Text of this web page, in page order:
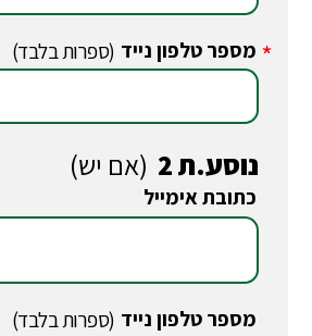
* מספר טלפון נייד (ספרות בלבד)
נוסע.ת 2 (אם יש)
כתובת אימייל
מספר טלפון נייד (ספרות בלבד)